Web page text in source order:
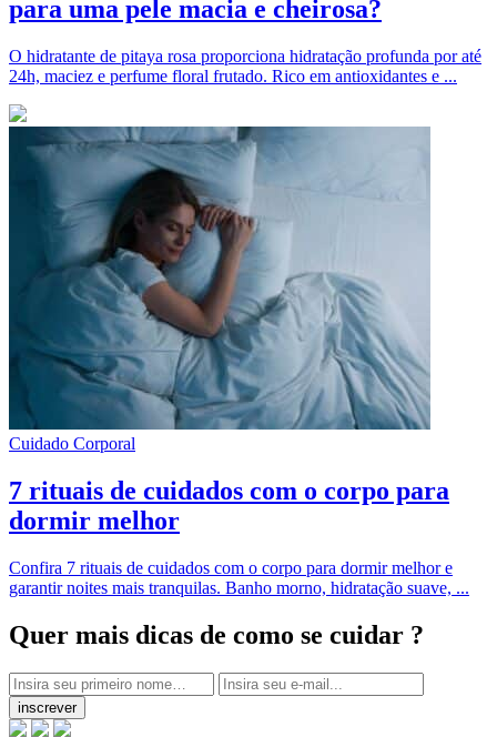
para uma pele macia e cheirosa?
O hidratante de pitaya rosa proporciona hidratação profunda por até
24h, maciez e perfume floral frutado. Rico em antioxidantes e ...
Cuidado Corporal
7 rituais de cuidados com o corpo para
dormir melhor
Confira 7 rituais de cuidados com o corpo para dormir melhor e
garantir noites mais tranquilas. Banho morno, hidratação suave, ...
Quer mais dicas de como se cuidar ?
inscrever